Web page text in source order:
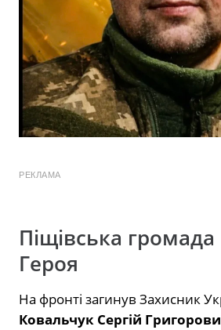
РЕКЛАМА
Піщівська
Героя
На фронті загинув Захисник
Ковальчук Сергій